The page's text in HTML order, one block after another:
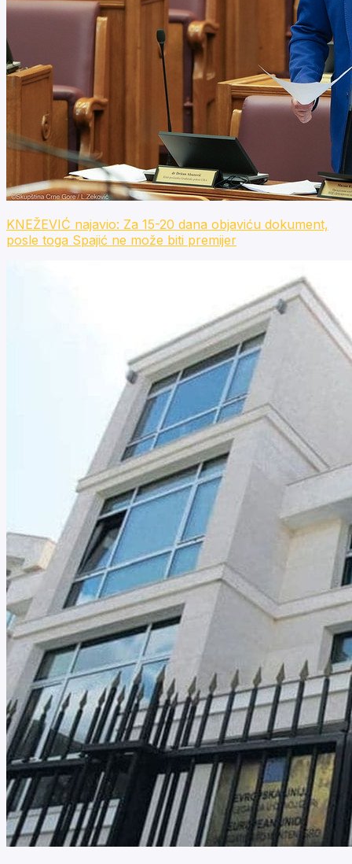
KNEŽEVIĆ najavio: Za 15-20 dana objaviću dokument,
posle toga Spajić ne može biti premijer